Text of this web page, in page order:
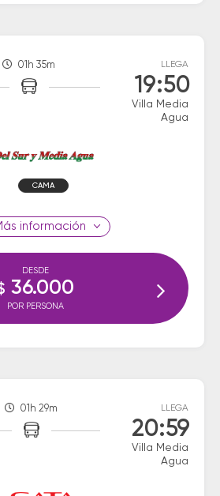
01h 35m LLEGA
19:50
Villa Media
Agua
CAMA
información
DESDE
36.000
POR PERSONA
01h 29m LLEGA
20:59
Villa Media
Agua